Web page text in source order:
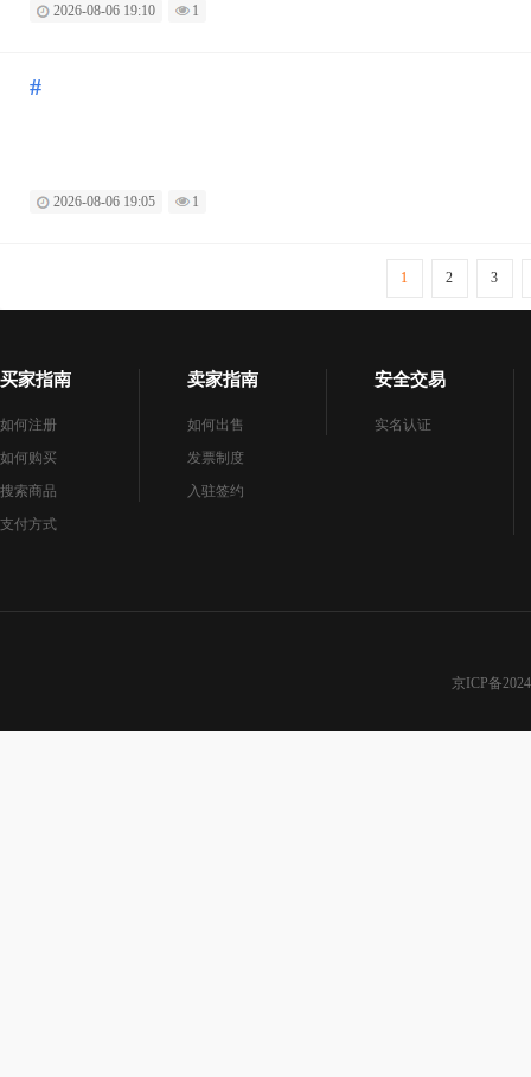
2026-08-06 19:10 1
#
2026-08-06 19:05 1
1 2 3
买家指南
如何注册
如何购买
搜索商品
支付方式
卖家指南
如何出售
发票制度
入驻签约
安全交易
实名认证
京ICP备